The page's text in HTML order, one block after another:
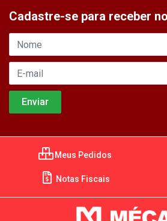
Cadastre-se para receber
Meus Pedidos
Notas Fiscais